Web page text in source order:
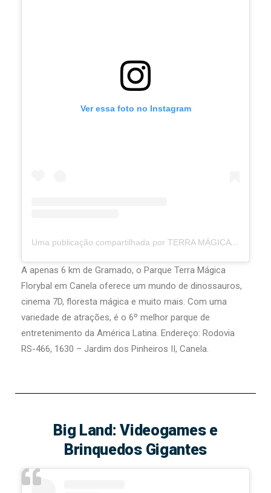
Ver essa foto no Instagram
Uma publicação compartilhada por TERRA MÁGICA FLORYBAL (@parqueterramagicaflorybal)
A apenas 6 km de Gramado, o Parque Terra Mágica
Florybal em Canela oferece um mundo de dinossauros,
cinema 7D, floresta mágica e muito mais. Com uma
variedade de atrações, é o 6º melhor parque de
entretenimento da América Latina. Endereço: Rodovia
RS-466, 1630 – Jardim dos Pinheiros II, Canela.
Big Land: Videogames e
Brinquedos Gigantes